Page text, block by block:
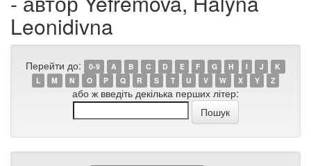
Leonidivna
Перейти до: 0-9 A B C D E F G H I J
K
L
M N O P Q R S T U V W X Y Z
або ж введіть декілька перших літер: